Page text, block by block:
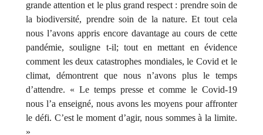
grande attention et le plus grand respect : prendre soin de
la biodiversité, prendre soin de la nature. Et tout cela
nous l’avons appris encore davantage au cours de cette
pandémie, souligne t-il; tout en mettant en évidence
comment les deux catastrophes mondiales, le Covid et le
climat, démontrent que nous n’avons plus le temps
d’attendre. « Le temps presse et comme le Covid-19
nous l’a enseigné, nous avons les moyens pour affronter
le défi. C’est le moment d’agir, nous sommes à la limite.
»